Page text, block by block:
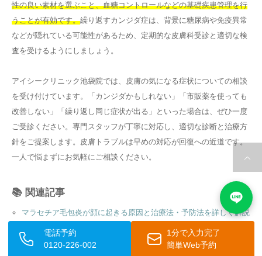
性の良い素材を選ぶこと、血糖コントロールなどの基礎疾患管理を行
うことが有効です。繰り返すカンジダ症は、背景に糖尿病や免疫異常
などが隠れている可能性があるため、定期的な皮膚科受診と適切な検
査を受けるようにしましょう。
アイシークリニック池袋院では、皮膚の気になる症状についての相談
を受け付けています。「カンジダかもしれない」「市販薬を使っても
改善しない」「繰り返し同じ症状が出る」といった場合は、ぜひ一度
ご受診ください。専門スタッフが丁寧に対応し、適切な診断と治療方
針をご提案します。皮膚トラブルは早めの対応が回復への近道です。
一人で悩まずにお気軽にご相談ください。
📚 関連記事
マラセチア毛包炎が顔に起きる原因と治療法・予防法を詳しく解説
背中のブツブツはカビが原因？症状・治療法・予防法を徹底解説
主婦湿疹が治らない原因と正しいケア方法を徹底解説
電話予約
0120-226-002
1分で入力完了
簡単Web予約